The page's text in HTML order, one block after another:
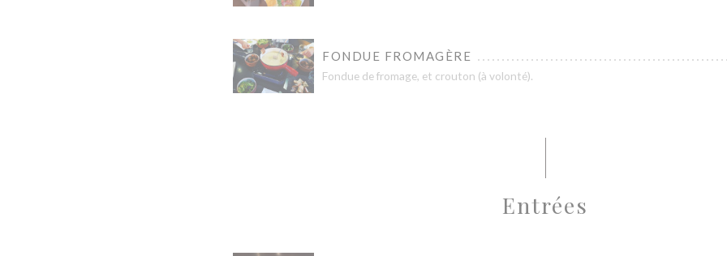
FONDUE FROMAGÈRE
Fondue de fromage, et crouton (à volonté).
Entrées